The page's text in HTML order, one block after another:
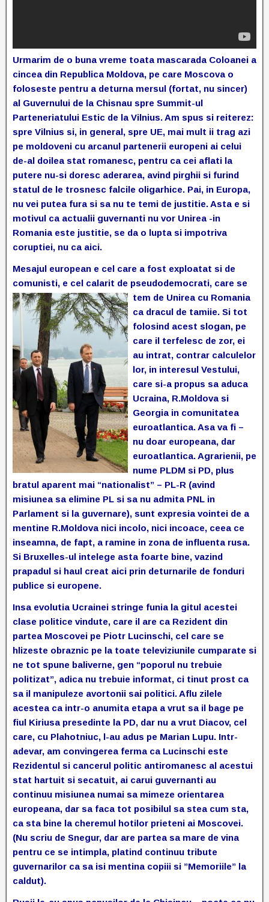
Urmarim de o buna vreme toata mascarada Coloanei a
cincea din Republica Moldova, pe care Moscova o
foloseste pentru a deturna mersul (fortat, nu sincer)
al Guvernului de la Chisnau spre Summit-ul
Parteneriatului Estic de la Vilnius. Am spus si reiterez:
spre Vilnius si, in general, spre UE, mai mult ii trag azi
pe moldoveni cu arcanul partenerii europeni ai celui
de-al doilea stat romanesc, pentru ca cei aflati la
putere nu-si doresc aderarea, avind pirghii si furind
statul de le trosnesc falcile oligarhice. Pai, in Europa,
nu vei putea fura si sa nu te temi de justitie. Asta e si
motivul ca actualii guvernanti nu vor Unirea -in
Romania este justitie, se da o lupta si impotriva
coruptiei, nu ca aici.
Mesajul european e cel care a fost exploatat si de
comunisti, e cel calarit de pseudodemocrati, care se
tem de Unirea cu Romania
ca dracul de tamiie. Si tot
folosind acest slogan, pe
care il terfelesc de zor, ei
au intrat, contrar calculelor
lor, in interesul Vestului,
care si-a propus sa aduca
Ucraina, R.Moldova si
Georgia in comunitatea
euroatlantica. Asa va fi –
nu doar europeana, dar
euroatlantica. Agrarienii, pe
nume PLDM si PD, plus
bratul aparent mai “nationalist” – PL-R (avind
misiunea sa elimine PL si sa nu admita PNL in
Parlament si la guvernare), sunt expresia vointei de a
mentine R.Moldova nici incolo, nici incoace, ceea ce
inseamna, de fapt, a ramine in zona de influenta rusa.
Si Bruxelles-ul intelege asta foarte bine, vazind
prapadul si haul creat aici prin deturnarile de fonduri
publice si europene.
Insa evolutia Ucrainei stringe funia la gitul acestei
clase politice vindute, care il are ca Rezident din
partea Moscovei pe Piotr Lucinschi, cel care se
hlizeste obraznic pe la toate televiziunile cumparate si
ne tot spune baliverne, gen “poporul nu trebuie
politizat”, adica nu trebuie informat, ci tinut prost ca
sa il manipuleze avortonii sai politici. Aflu zilele
acestea ca intr-o anumita etapa a vrut sa il bage pe
fiul Kiriusa presedinte la PD, dar nu a vrut Diacov, cel
care, cu Plahotniuc, l-au adus pe Marian Lupu. Intr-
adevar, am convingerea ferma ca Lucinschi este
Rezidentul si cancerul politic antiromanesc al acestui
stat hartuit si secatuit, ai carui guvernanti au
continuu misiunea numai sa mimeze orientarea
europeana, dar sa faca tot posibilul sa stea cum sta,
ca sta bine la cheremul hotilor prieteni ai Moscovei.
(Nu scriu de Snegur, dar are partea sa mare de vina
pentru ce se intimpla, platind continuu tribute
guvernarilor ca sa isi mentina copiii si ”Memoriile” la
caldut).